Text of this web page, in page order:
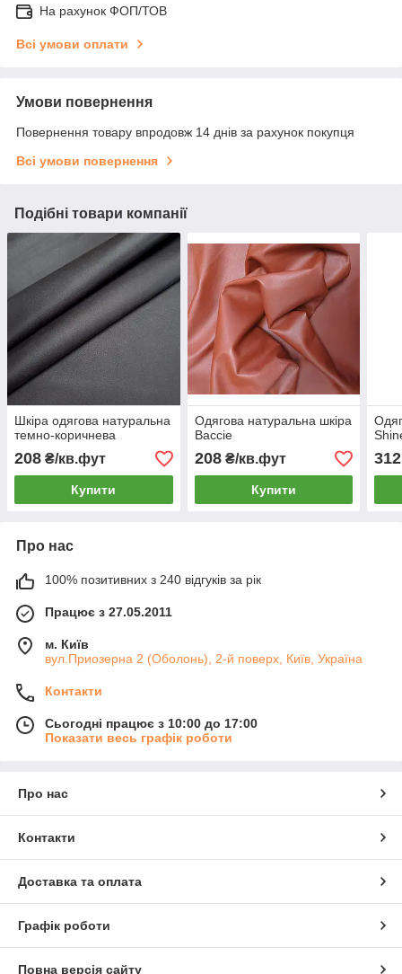
На рахунок ФОП/ТОВ
Всі умови оплати
Умови повернення
Повернення товару впродовж 14 днів за рахунок покупця
Всі умови повернення
Подібні товари компанії
Шкіра одягова натуральна
темно-коричнева
208 ₴/кв.фут
Купити
Одягова натуральна шкіра
Baccie
208₴/кв.фут
Купити
312
Про нас
100% позитивних з 240 відгуків за рік
Працює з 27.05.2011
м. Київ
вул.Приозерна 2 (Оболонь), 2-й поверх, Київ, Україна
Контакти
Сьогодні працює з 10:00 до 17:00
Показати весь графік роботи
Про нас
Контакти
Доставка та оплата
Графік роботи
Повна версія сайту